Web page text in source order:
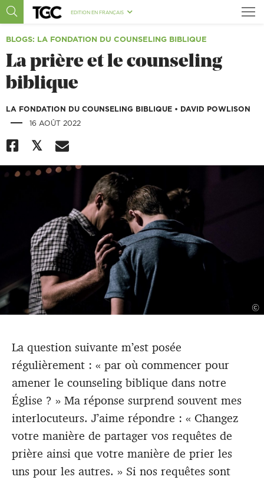
EDITION EN FRANÇAIS
BLOGS: LA FONDATION DU COUNSELING BIBLIQUE
La prière et le counseling
biblique
LA FONDATION DU COUNSELING BIBLIQUE • DAVID POWLISON
| 16 AOÛT 2022
©
La question suivante m’est posée
régulièrement : « par où commencer pour
amener le counseling biblique dans notre
Église ? » Ma réponse surprend souvent mes
interlocuteurs. J’aime répondre : « Changez
votre manière de partager vos requêtes de
prière ainsi que votre manière de prier les
uns pour les autres. » Si nos requêtes sont